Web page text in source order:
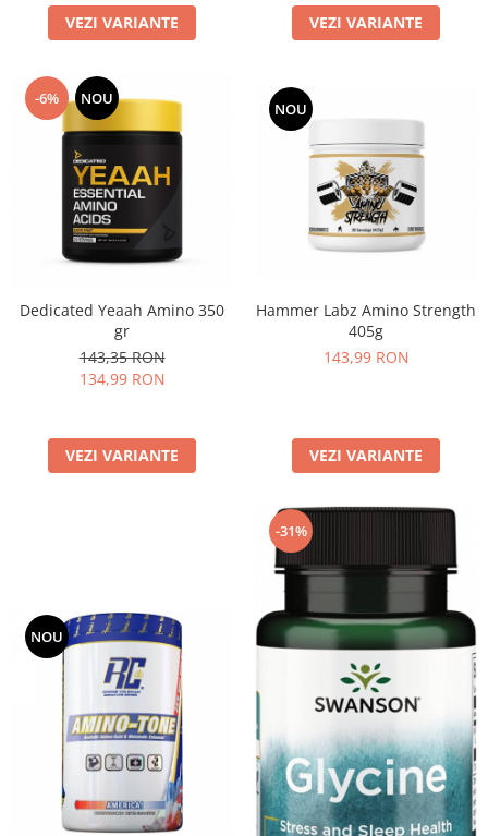
VEZI VARIANTE VEZI VARIANTE
-6% NOU
Dedicated Yeaah Amino 350
gr
143,35 RON
134,99 RON
VEZI VARIANTE
NOU
Hammer Labz Amino Strength
405g
143,99 RON
VEZI VARIANTE
NOU
-31%